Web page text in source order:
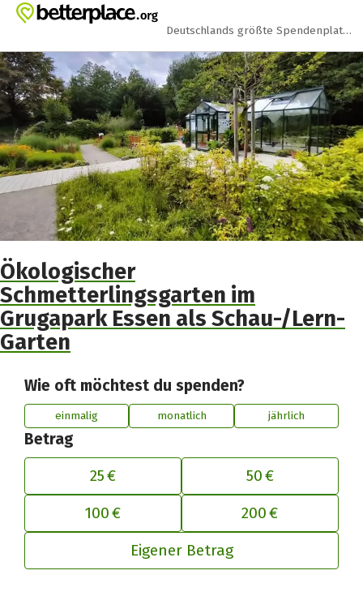
Zum Hauptinhalt springen
Erklärung zur Barrierefreiheit anzeigen
Deutschlands größte Spendenplattform
Ökologischer
Schmetterlingsgarten im
Grugapark Essen als Schau-/Lern-
Garten
Wie oft möchtest du spenden?
einmalig monatlich jährlich
Betrag
25 €
50 €
100 € 200 €
Eigener Betrag